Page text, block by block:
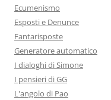
Ecumenismo
Esposti e Denunce
Fantarisposte
Generatore automatico
I dialoghi di Simone
I pensieri di GG
L'angolo di Pao